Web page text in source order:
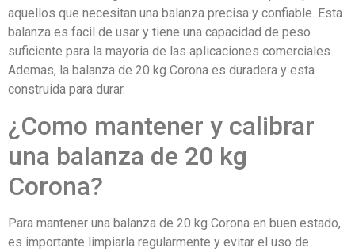
aquellos que necesitan una balanza precisa y confiable. Esta
balanza es facil de usar y tiene una capacidad de peso
suficiente para la mayoria de las aplicaciones comerciales.
Ademas, la balanza de 20 kg Corona es duradera y esta
construida para durar.
¿Como mantener y calibrar
una balanza de 20 kg
Corona?
Para mantener una balanza de 20 kg Corona en buen estado,
es importante limpiarla regularmente y evitar el uso de